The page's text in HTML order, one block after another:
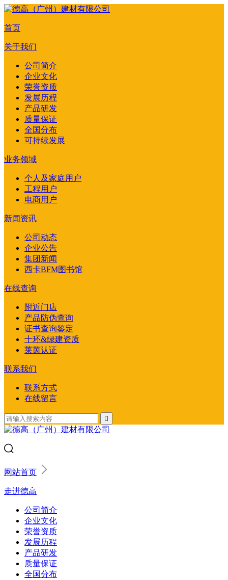
首页
关于我们
公司简介
企业文化
荣誉资质
发展历程
产品研发
质量保证
全国分布
可持续发展
业务领域
个人及家庭用户
工程用户
电商用户
新闻资讯
公司动态
企业公告
集团新闻
西卡BFM图书馆
在线查询
附近门店
产品防伪查询
证书查询鉴定
十环&绿建资质
莱茵认证
联系我们
联系方式
在线留言

网站首页
走进德高
公司简介
企业文化
荣誉资质
发展历程
产品研发
质量保证
全国分布